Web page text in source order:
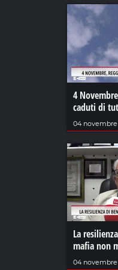
4
caduti di
04 novembre
La
mafia non
04 novembre